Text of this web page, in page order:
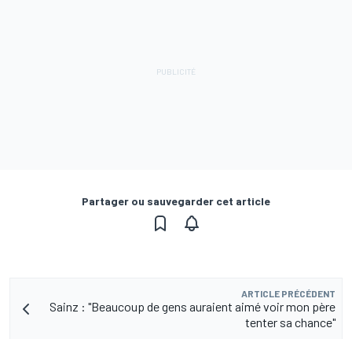
Partager ou sauvegarder cet article
ARTICLE PRÉCÉDENT
Sainz : "Beaucoup de gens auraient aimé voir mon père
tenter sa chance"